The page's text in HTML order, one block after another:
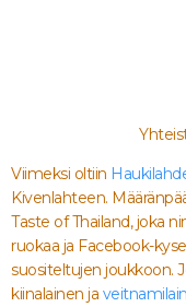
Viimeksi oltiin
Kivenlahteen.
Taste of Thailand, joka
ruokaa ja Facebook-
suositeltujen joukkoon.
kiinalainen ja